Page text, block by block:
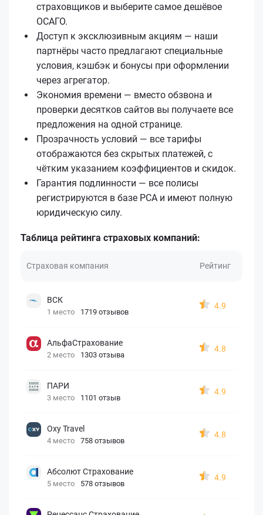
страховщиков и выберите самое дешёвое
ОСАГО.
Доступ к эксклюзивным акциям — наши
партнёры часто предлагают специальные
условия, кэшбэк и бонусы при оформлении
через агрегатор.
Экономия времени — вместо обзвона и
проверки десятков сайтов вы получаете все
предложения на одной странице.
Прозрачность условий — все тарифы
отображаются без скрытых платежей, с
чётким указанием коэффициентов и скидок.
Гарантия подлинности — все полисы
регистрируются в базе РСА и имеют полную
юридическую силу.
Таблица рейтинга страховых компаний:
Страховая компания Рейтинг
ВСК
1 место 1719 отзывов
4.9
АльфаСтрахование
2 место 1303 отзыва
4.8
ПАРИ
3 место 1101 отзыв
4.9
Oxy Travel
4 место 758 отзывов
4.8
Абсолют Страхование
5 место 578 отзывов
4.9